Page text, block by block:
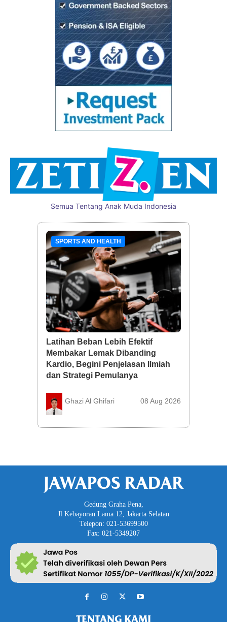
Semua Tentang Anak Muda Indonesia
JAWAPOS RADAR
Gedung Graha Pena,
Jl Kebayoran Lama 12, Jakarta Selatan
Telepon: 021-53699500
Fax: 021-5349207
TENTANG KAMI